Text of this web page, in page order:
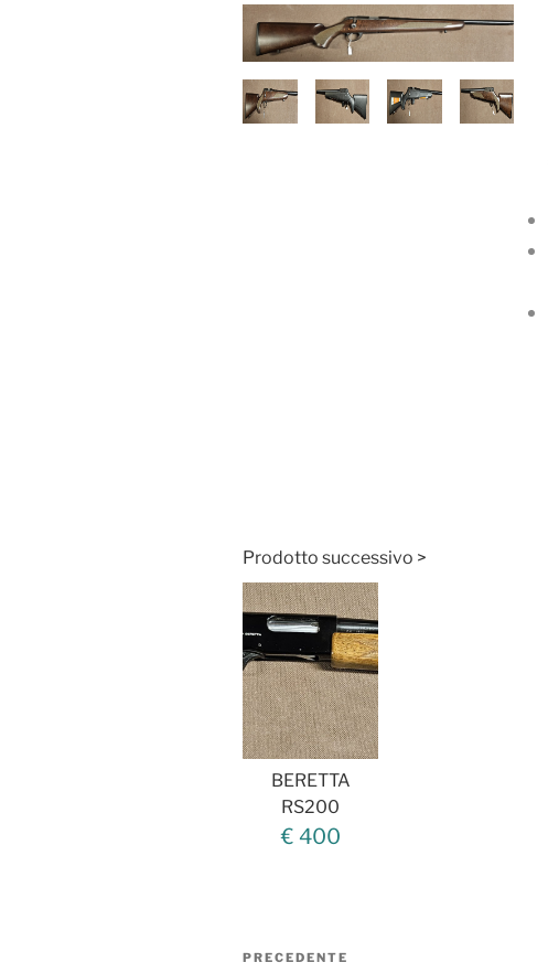
Prodotto successivo >
BERETTA
RS200
€ 400
Navigazione
Articolo
PRECEDENTE